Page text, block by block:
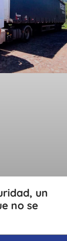
un
no se